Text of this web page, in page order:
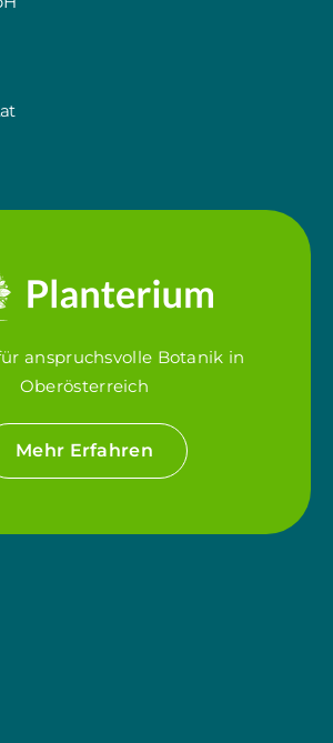
anspruchsvolle Botanik in
Oberösterreich
Mehr Erfahren